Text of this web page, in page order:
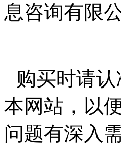
息咨询有限
购买时请认
本网站，以
问题有深入